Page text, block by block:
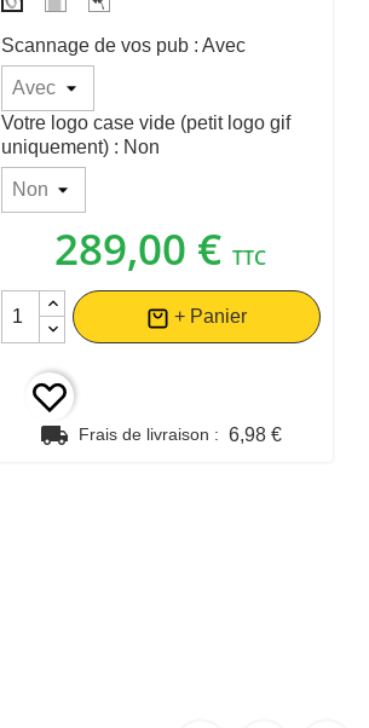
cheval
feuilles
Scannage de vos pub : Avec
Votre logo case vide (petit logo gif
uniquement) : Non
289,00 €TTC
+ Panier
local_shipping Frais de livraison : 6,98 €